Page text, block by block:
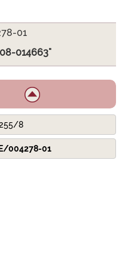
01
014663"
8
004278-01